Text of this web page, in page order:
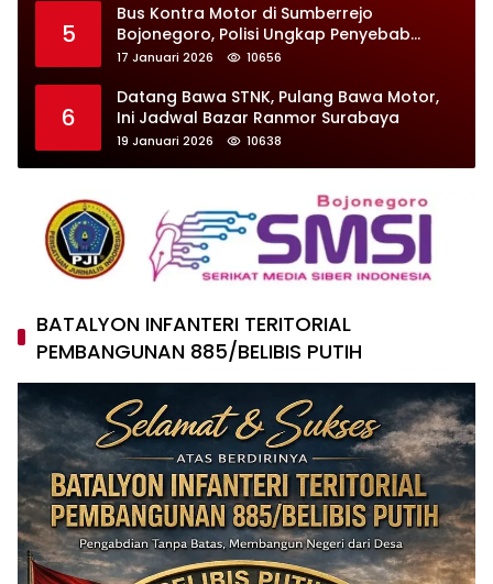
5
Bus Kontra Motor di Sumberrejo
Bojonegoro, Polisi Ungkap Penyebab
Kecelakaan
17 Januari 2026 10656
6
Datang Bawa STNK, Pulang Bawa Motor,
Ini Jadwal Bazar Ranmor Surabaya
19 Januari 2026 10638
BATALYON INFANTERI TERITORIAL
PEMBANGUNAN 885/BELIBIS PUTIH